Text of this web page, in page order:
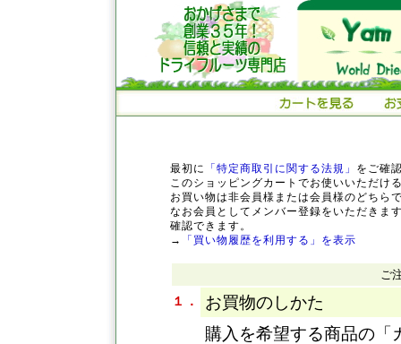
最初に 「特定商取引に関する法規」 をご確
このショッピングカートでお使いいただけ
お買い物は非会員様または会員様のどちら
なお会員としてメンバー登録をいただきま
確認できます。
→
「買い物履歴を利用する」を表示
ご
１．
お買物のしかた
購入を希望する商品の「